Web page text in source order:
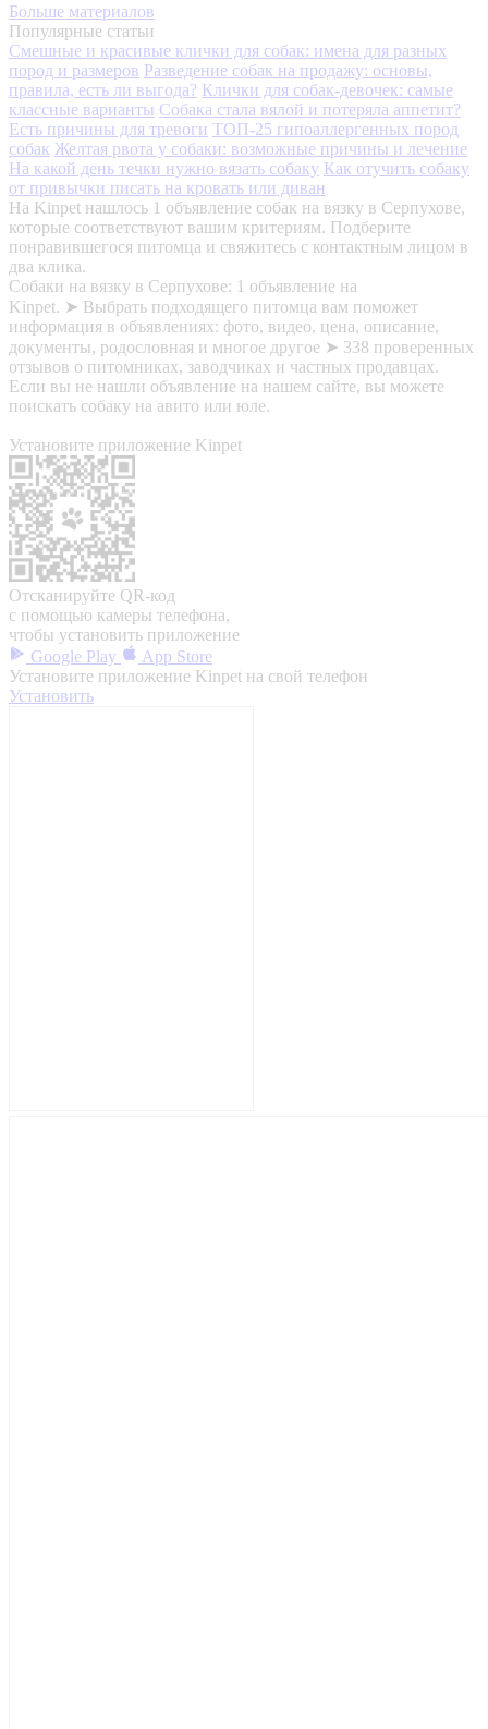
Больше материалов
Популярные статьи
Смешные и красивые клички для собак: имена для разных
пород и размеров Разведение собак на продажу: основы,
правила, есть ли выгода? Клички для собак-девочек: самые
классные варианты Собака стала вялой и потеряла аппетит?
Есть причины для тревоги ТОП-25 гипоаллергенных пород
собак Желтая рвота у собаки: возможные причины и лечение
На какой день течки нужно вязать собаку Как отучить собаку
от привычки писать на кровать или диван
На Kinpet нашлось 1 объявление собак на вязку в Серпухове,
которые соответствуют вашим критериям. Подберите
понравившегося питомца и свяжитесь с контактным лицом в
два клика.
Собаки на вязку в Серпухове: 1 объявление на
Kinpet. ➤ Выбрать подходящего питомца вам поможет
информация в объявлениях: фото, видео, цена, описание,
документы, родословная и многое другое ➤ 338 проверенных
отзывов о питомниках, заводчиках и частных продавцах.
Если вы не нашли объявление на нашем сайте, вы можете
поискать собаку на авито или юле.
Установите приложение Kinpet
Отсканируйте QR-код
с помощью камеры телефона,
чтобы установить приложение
Google Play
App Store
Установите приложение Kinpet на свой телефон
Установить